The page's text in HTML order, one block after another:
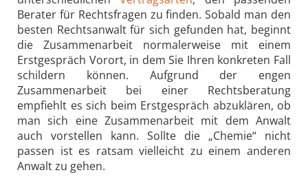
Berater für Rechtsfragen zu finden. Sobald man den
besten Rechtsanwalt für sich gefunden hat, beginnt
die Zusammenarbeit normalerweise mit einem
Erstgespräch Vorort, in dem Sie Ihren konkreten Fall
schildern können. Aufgrund der engen
Zusammenarbeit bei einer Rechtsberatung
empfiehlt es sich beim Erstgespräch abzuklären, ob
man sich eine Zusammenarbeit mit dem Anwalt
auch vorstellen kann. Sollte die „Chemie“ nicht
passen ist es ratsam vielleicht zu einem anderen
Anwalt zu gehen.